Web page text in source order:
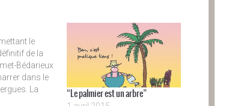
le
de la
Bédarieux
dans le
La
“Le palmier est un arbre”